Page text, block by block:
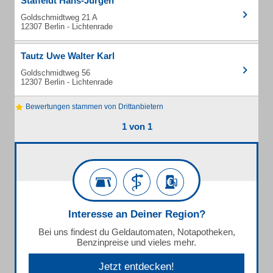
Goldschmidtweg 21 A
12307 Berlin - Lichtenrade
Tautz Uwe Walter Karl
Goldschmidtweg 56
12307 Berlin - Lichtenrade
Bewertungen stammen von Drittanbietern
1 von 1
Interesse an Deiner Region?
Bei uns findest du Geldautomaten, Notapotheken,
Benzinpreise und vieles mehr.
Jetzt entdecken!